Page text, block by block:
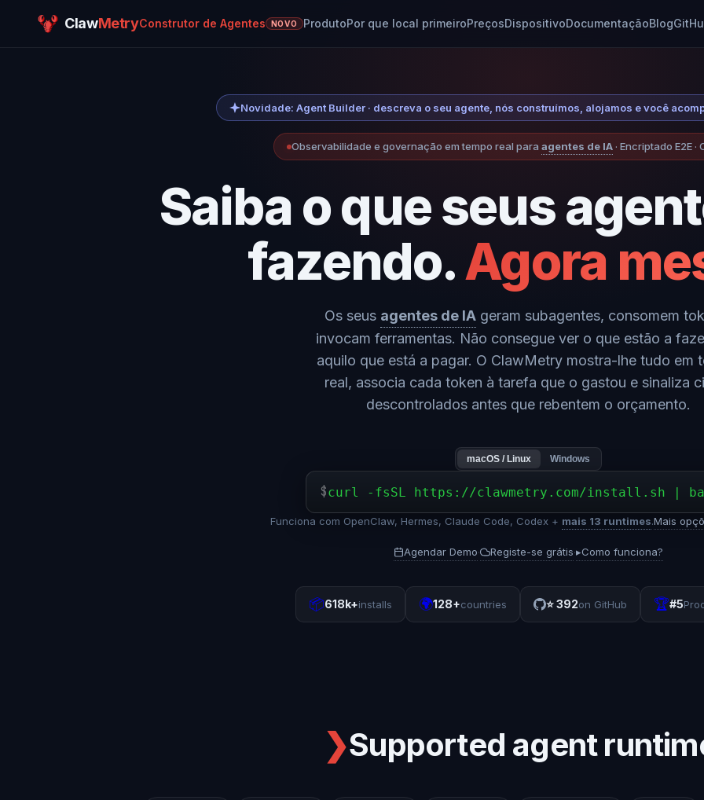
ClawMetryConstrutor de Agentes NOVO ProdutoPor que local primeiroPreçosDispositivoDocumentaçãoBlog
Novidade: Agent Builder · descreva o seu agente, nós construímos, alojamos e você
Observabilidade e governação em tempo real para agentes de IA · Encriptado E2E
Saiba o que seus
fazendo.Agora
Os seus agentes de IA geram subagentes, consomem
invocam ferramentas. Não consegue ver o que estão a
aquilo que está a pagar. O ClawMetry mostra-lhe tudo em
real, associa cada token à tarefa que o gastou e sinaliza
descontrolados antes que rebentem o orçamento.
macOS / Linux Windows
$curl -fsSL https://clawmetry.com/install.sh |
Funciona com OpenClaw, Hermes, Claude Code, Codex + mais 13 runtimes.Mais
Agendar Demo· Registe-se grátis·▸Como funciona?
📦618k+installs 🌍128+countries ⭐392on GitHub 🏆#5
❯Supported agent